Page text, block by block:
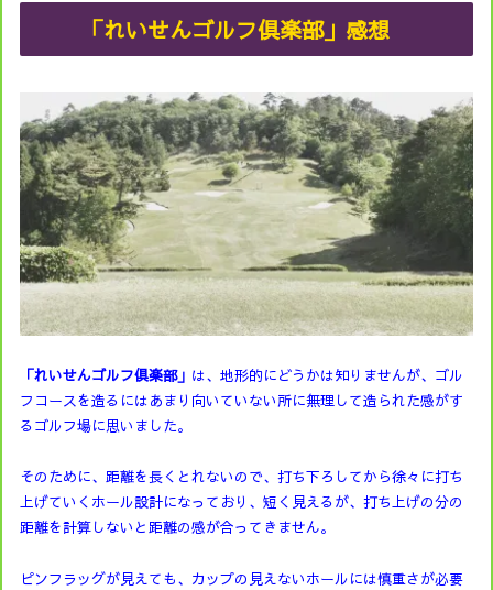
「れいせんゴルフ倶楽部」感想
「れいせんゴルフ倶楽部」 は、地形的にどうかは知りませんが、ゴル
フコースを造るにはあまり向いていない所に無理して造られた感がす
るゴルフ場に思いました。
そのために、距離を長くとれないので、打ち下ろしてから徐々に打ち
上げていくホール設計になっており、短く見えるが、打ち上げの分の
距離を計算しないと距離の感が合ってきません。
ピンフラッグが見えても、カップの見えないホールには慎重さが必要